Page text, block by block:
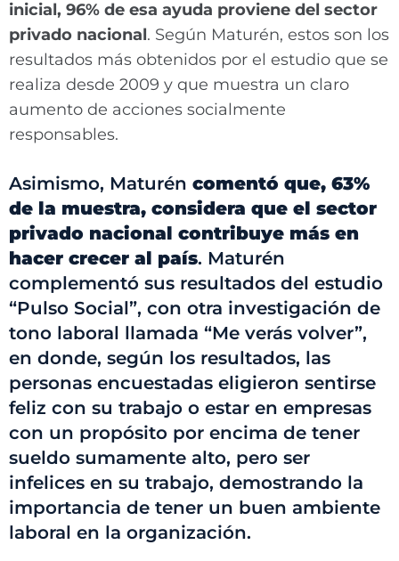
inicial, 96% de esa ayuda proviene del sector
privado nacional. Según Maturén, estos son los
resultados más obtenidos por el estudio que se
realiza desde 2009 y que muestra un claro
aumento de acciones socialmente
responsables.
Asimismo, Maturén comentó que, 63%
de la muestra, considera que el sector
privado nacional contribuye más en
hacer crecer al país. Maturén
complementó sus resultados del estudio
“Pulso Social”, con otra investigación de
tono laboral llamada “Me verás volver”,
en donde, según los resultados, las
personas encuestadas eligieron sentirse
feliz con su trabajo o estar en empresas
con un propósito por encima de tener
sueldo sumamente alto, pero ser
infelices en su trabajo, demostrando la
importancia de tener un buen ambiente
laboral en la organización.